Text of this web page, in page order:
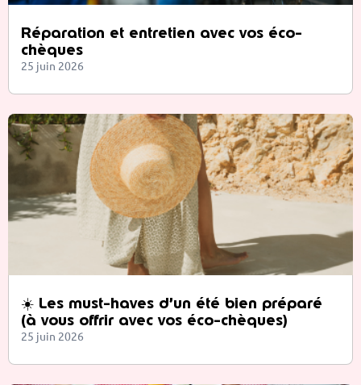
Réparation et entretien avec vos éco-
chèques
25 juin 2026
☀️ Les must-haves d’un été bien préparé
(à vous offrir avec vos éco-chèques)
25 juin 2026